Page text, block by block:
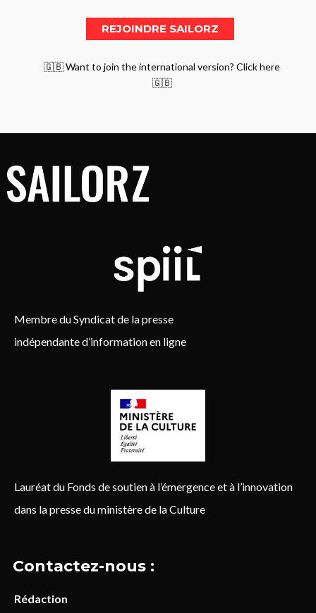
🇬🇧 Want to join the international version? Click here
🇬🇧
Membre du Syndicat de la presse
indépendante d’information en ligne
Lauréat du Fonds de soutien à l’émergence et à l’innovation
dans la presse du ministère de la Culture
Contactez-nous :
Rédaction